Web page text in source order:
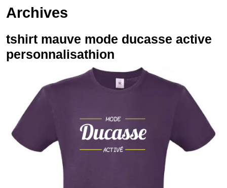
ducasse
personnalisathion
Archives
tshirt mauve mode ducasse active
personnalisathion